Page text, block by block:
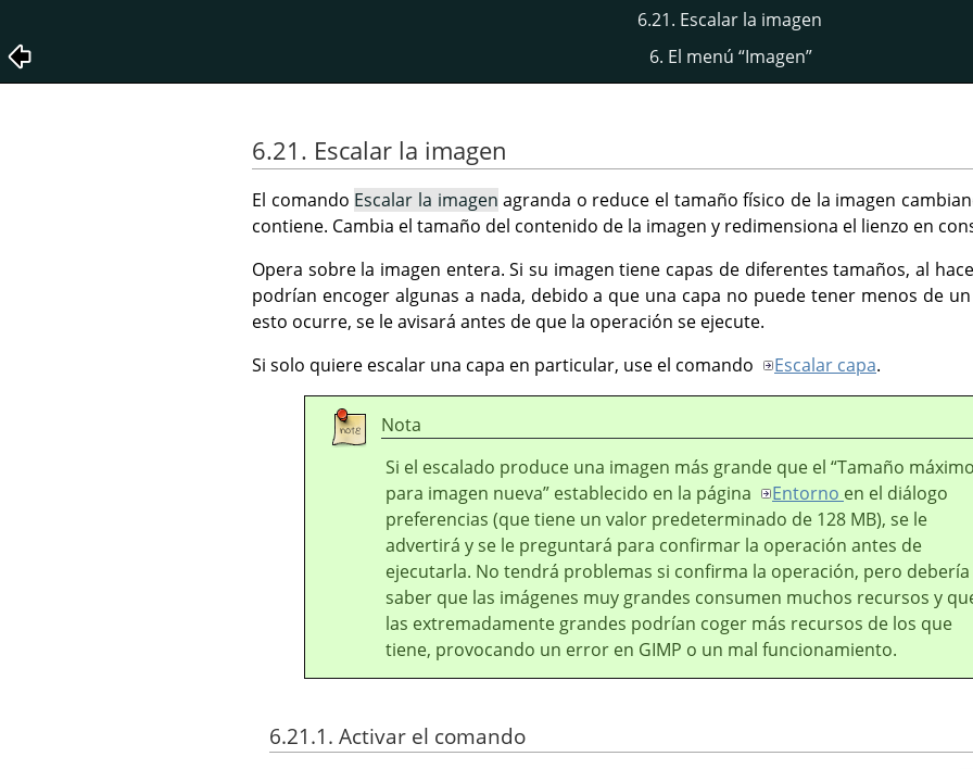
6.21. Escalar la imagen
6. El menú “Imagen”
6.21. Escalar la imagen
El comando Escalar la imagen agranda o reduce el tamaño físico de la imagen
contiene. Cambia el tamaño del contenido de la imagen y redimensiona el lienzo en
Opera sobre la imagen entera. Si su imagen tiene capas de diferentes tamaños, al
podrían encoger algunas a nada, debido a que una capa no puede tener menos de
esto ocurre, se le avisará antes de que la operación se ejecute.
Si solo quiere escalar una capa en particular, use el comando
Escalar capa.
Nota
Si el escalado produce una imagen más grande que el “Tamaño máximo
para imagen nueva” establecido en la página Entorno en el diálogo
preferencias (que tiene un valor predeterminado de 128 MB), se le
advertirá y se le preguntará para confirmar la operación antes de
ejecutarla. No tendrá problemas si confirma la operación, pero debería
saber que las imágenes muy grandes consumen muchos recursos y
las extremadamente grandes podrían coger más recursos de los que
tiene, provocando un error en GIMP o un mal funcionamiento.
6.21.1. Activar el comando